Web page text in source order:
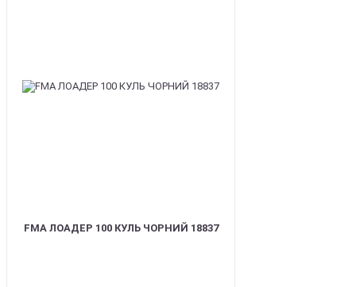
FMA ЛОАДЕР 100 КУЛЬ ЧОРНИЙ 18837